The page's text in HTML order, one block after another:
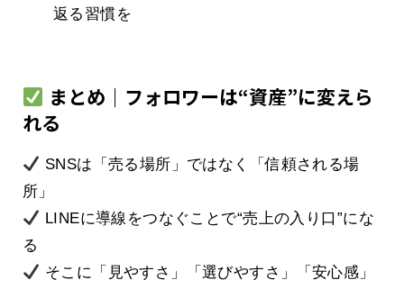
返る習慣を
まとめ｜フォロワーは“資産”に変えら
れる
SNSは「売る場所」ではなく「信頼される場
所」
LINEに導線をつなぐことで“売上の入り口”にな
る
そこに「見やすさ」「選びやすさ」「安心感」